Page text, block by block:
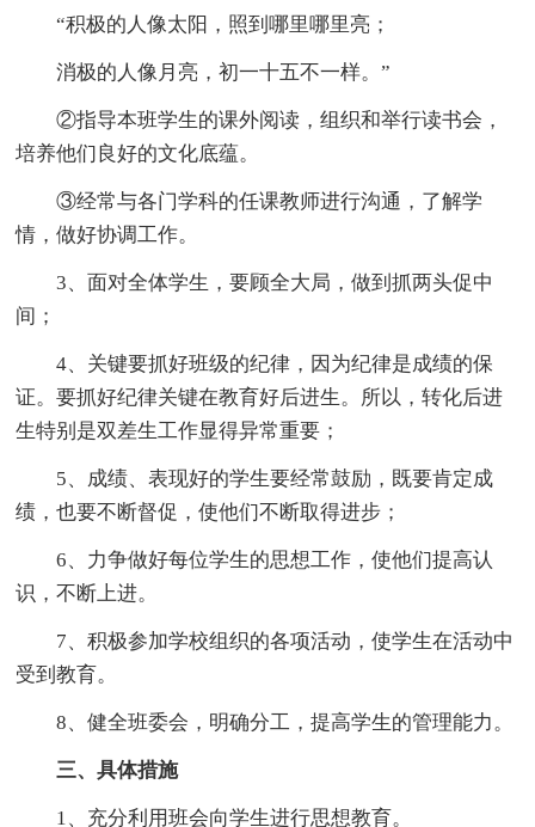
“积极的人像太阳，照到哪里哪里亮；
消极的人像月亮，初一十五不一样。”
②指导本班学生的课外阅读，组织和举行读书会，
培养他们良好的文化底蕴。
③经常与各门学科的任课教师进行沟通，了解学
情，做好协调工作。
3、面对全体学生，要顾全大局，做到抓两头促中
间；
4、关键要抓好班级的纪律，因为纪律是成绩的保
证。要抓好纪律关键在教育好后进生。所以，转化后进
生特别是双差生工作显得异常重要；
5、成绩、表现好的学生要经常鼓励，既要肯定成
绩，也要不断督促，使他们不断取得进步；
6、力争做好每位学生的思想工作，使他们提高认
识，不断上进。
7、积极参加学校组织的各项活动，使学生在活动中
受到教育。
8、健全班委会，明确分工，提高学生的管理能力。
三、具体措施
1、充分利用班会向学生进行思想教育。